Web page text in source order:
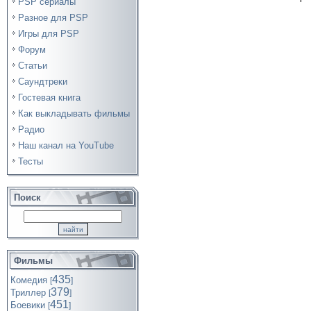
Разное для PSP
Игры для PSP
Форум
Статьи
Саундтреки
Гостевая книга
Как выкладывать фильмы
Радио
Наш канал на YouTube
Тесты
Поиск
Фильмы
Комедия [435]
Триллер [379]
Боевики [451]